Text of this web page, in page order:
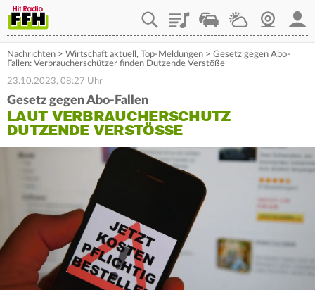
PlaylistStaupilotWetterWebcam
Nachrichten > Wirtschaft aktuell , Top-Meldungen > Gesetz gegen Abo-
Fallen: Verbraucherschützer finden Dutzende Verstöße
23.10.2023, 08:27 Uhr
Gesetz gegen Abo-Fallen
LAUT VERBRAUCHERSCHUTZ
DUTZENDE VERSTÖSSE